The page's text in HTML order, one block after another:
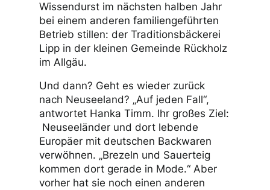
Wissendurst im nächsten halben Jahr
bei einem anderen familiengeführten
Betrieb stillen: der Traditionsbäckerei
Lipp in der kleinen Gemeinde Rückholz
im Allgäu.
Und dann? Geht es wieder zurück
nach Neuseeland? „Auf jeden Fall“,
antwortet Hanka Timm. Ihr großes Ziel:
Neuseeländer und dort lebende
Europäer mit deutschen Backwaren
verwöhnen. „Brezeln und Sauerteig
kommen dort gerade in Mode.“ Aber
vorher hat sie noch einen anderen